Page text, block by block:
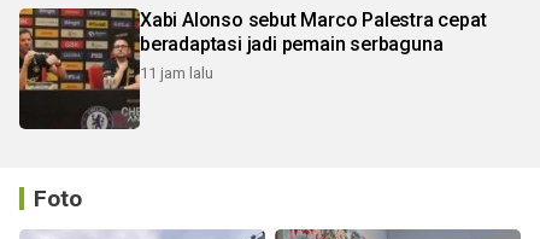
Xabi Alonso sebut Marco Palestra cepat
beradaptasi jadi pemain serbaguna
11 jam lalu
Foto